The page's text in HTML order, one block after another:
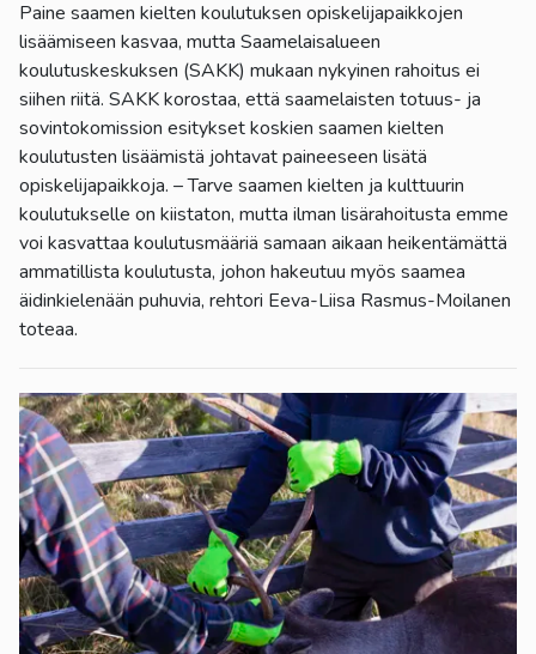
Paine saamen kielten koulutuksen opiskelijapaikkojen
lisäämiseen kasvaa, mutta Saamelaisalueen
koulutuskeskuksen (SAKK) mukaan nykyinen rahoitus ei
siihen riitä. SAKK korostaa, että saamelaisten totuus- ja
sovintokomission esitykset koskien saamen kielten
koulutusten lisäämistä johtavat paineeseen lisätä
opiskelijapaikkoja. – Tarve saamen kielten ja kulttuurin
koulutukselle on kiistaton, mutta ilman lisärahoitusta emme
voi kasvattaa koulutusmääriä samaan aikaan heikentämättä
ammatillista koulutusta, johon hakeutuu myös saamea
äidinkielenään puhuvia, rehtori Eeva-Liisa Rasmus-Moilanen
toteaa.